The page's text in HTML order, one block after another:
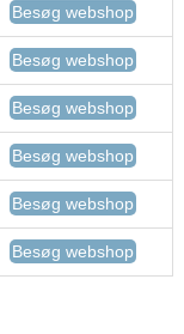
Besøg webshop
Besøg webshop
Besøg webshop
Besøg webshop
Besøg webshop
Besøg webshop